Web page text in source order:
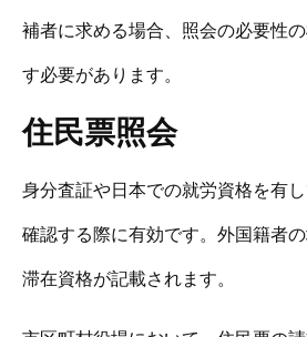
補者に求める場合、照会の必要性
す必要があります。
住民票照会
身分査証や日本での就労資格を有
確認する際に有効です。外国籍者
滞在資格が記載されます。